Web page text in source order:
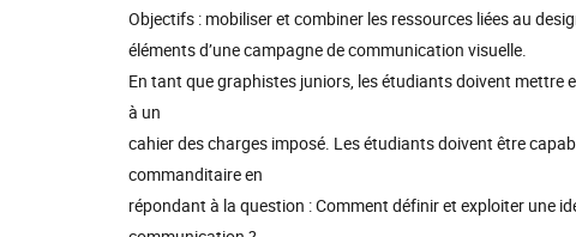
Objectifs : mobiliser et combiner les ressources liées au
éléments d’une campagne de communication visuelle.
En tant que graphistes juniors, les étudiants doivent mettre
à un
cahier des charges imposé. Les étudiants doivent être
commanditaire en
répondant à la question : Comment définir et exploiter une